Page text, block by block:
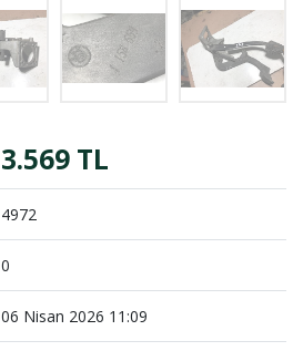
3.569 TL
4972
0
06 Nisan 2026 11:09